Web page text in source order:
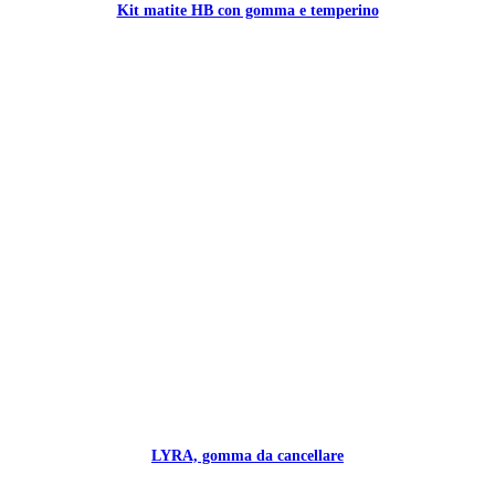
Kit matite HB con gomma e temperino
LYRA, gomma da cancellare